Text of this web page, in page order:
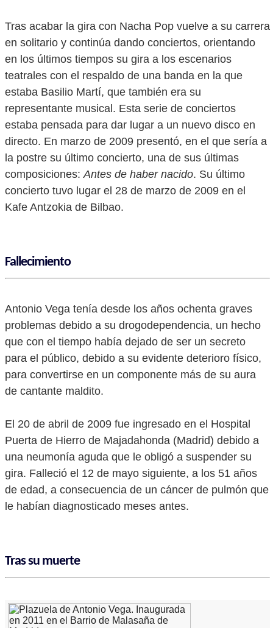
Tras acabar la gira con Nacha Pop vuelve a su carrera
en solitario y continúa dando conciertos, orientando
en los últimos tiempos su gira a los escenarios
teatrales con el respaldo de una banda en la que
estaba Basilio Martí, que también era su
representante musical. Esta serie de conciertos
estaba pensada para dar lugar a un nuevo disco en
directo. En marzo de 2009 presentó, en el que sería a
la postre su último concierto, una de sus últimas
composiciones:Antes de haber nacido. Su último
concierto tuvo lugar el 28 de marzo de 2009 en el
Kafe Antzokia de Bilbao.
Fallecimiento
Antonio Vega tenía desde los años ochenta graves
problemas debido a su drogodependencia, un hecho
que con el tiempo había dejado de ser un secreto
para el público, debido a su evidente deterioro físico,
para convertirse en un componente más de su aura
de cantante maldito.
El 20 de abril de 2009 fue ingresado en el Hospital
Puerta de Hierro de Majadahonda (Madrid) debido a
una neumonía aguda que le obligó a suspender su
gira. Falleció el 12 de mayo siguiente, a los 51 años
de edad, a consecuencia de un cáncer de pulmón que
le habían diagnosticado meses antes.
Tras su muerte